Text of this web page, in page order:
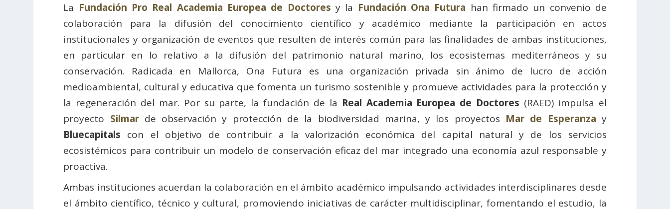
La Fundación Pro Real Academia Europea de Doctores y la Fundación Ona Futura han firmado un convenio de
colaboración para la difusión del conocimiento científico y académico mediante la participación en actos
institucionales y organización de eventos que resulten de interés común para las finalidades de ambas instituciones,
en particular en lo relativo a la difusión del patrimonio natural marino, los ecosistemas mediterráneos y su
conservación. Radicada en Mallorca, Ona Futura es una organización privada sin ánimo de lucro de acción
medioambiental, cultural y educativa que fomenta un turismo sostenible y promueve actividades para la protección y
la regeneración del mar. Por su parte, la fundación de la Real Academia Europea de Doctores (RAED) impulsa el
proyecto Silmarde observación y protección de la biodiversidad marina, y los proyectos Mar de Esperanza y
Bluecapitals con el objetivo de contribuir a la valorización económica del capital natural y de los servicios
ecosistémicos para contribuir un modelo de conservación eficaz del mar integrado una economía azul responsable y
proactiva.
Ambas instituciones acuerdan la colaboración en el ámbito académico impulsando actividades interdisciplinares desde
el ámbito científico, técnico y cultural, promoviendo iniciativas de carácter multidisciplinar, fomentando el estudio, la